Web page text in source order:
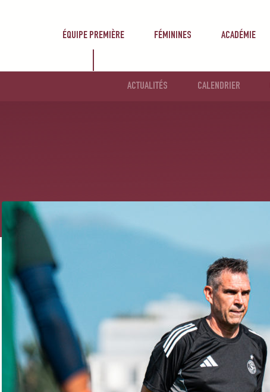
ÉQUIPE PREMIÈRE FÉMININES ACADÉMIE
ACTUALITÉS CALENDRIER